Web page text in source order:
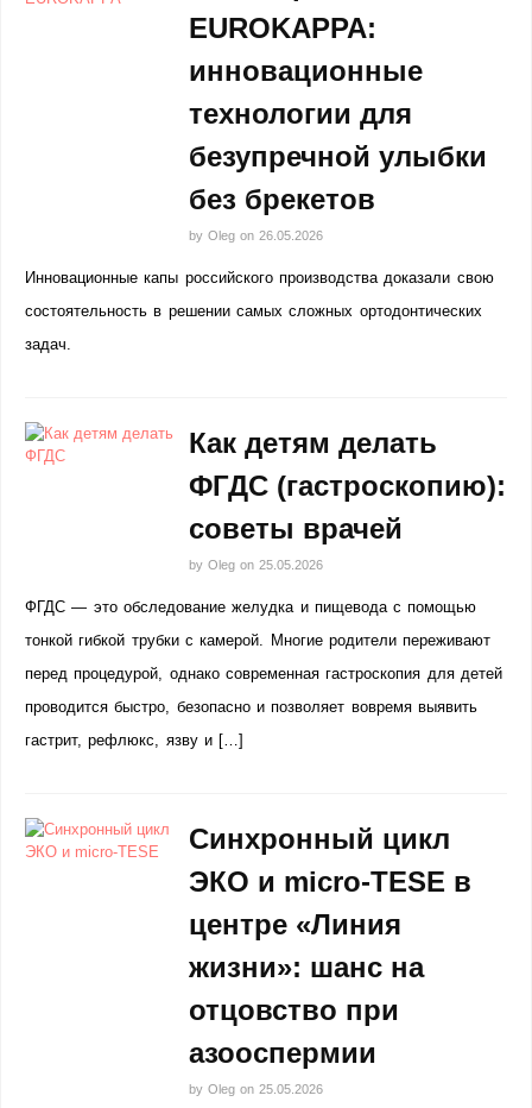
EUROKAPPA:
инновационные
технологии для
безупречной улыбки
без брекетов
by Oleg on 26.05.2026
Инновационные капы российского производства доказали свою
состоятельность в решении самых сложных ортодонтических
задач.
Как детям делать
ФГДС (гастроскопию):
советы врачей
by Oleg on 25.05.2026
ФГДС — это обследование желудка и пищевода с помощью
тонкой гибкой трубки с камерой. Многие родители переживают
перед процедурой, однако современная гастроскопия для детей
проводится быстро, безопасно и позволяет вовремя выявить
гастрит, рефлюкс, язву и […]
Синхронный цикл
ЭКО и micro-TESE в
центре «Линия
жизни»: шанс на
отцовство при
азооспермии
by Oleg on 25.05.2026